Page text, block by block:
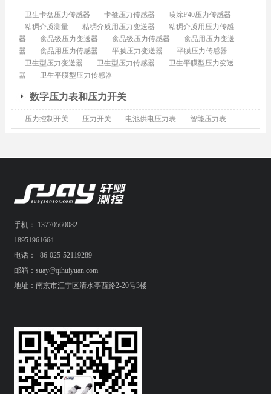
卫生卡盘压力传感器 卡箍压力传感器
喷涂F40压力传感器
粘稠介质测量
粘稠介质用压力变送器
粘稠介质用压力传感
器
食品级压力变送器 食品级压力传感器
食品用压力变送
器
食品用压力传感器 平膜压力变送器
平膜压力传感器
卫生型压力变送器
卫生型压力传感器
卫生平膜型压力变送
器
卫生平膜型压力传感器
数字压力表和压力开关
压力控制开关 压力开关 电池供电压力表 智能压力表
手机： 13770560082
18951961664
电话：+86-025-52119289
邮箱：suay@qihuiyuan.com
地址：南京市江宁区清水亭西路2-20号3楼